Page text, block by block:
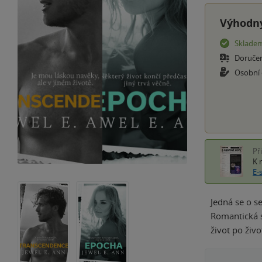
K
Jedná se o
život po